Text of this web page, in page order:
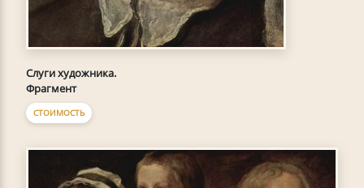
Слуги художника.
Фрагмент
СТОИМОСТЬ